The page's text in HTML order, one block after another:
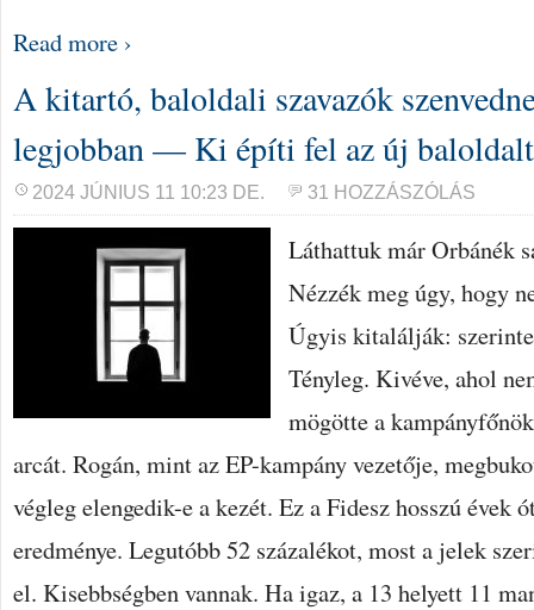
Read more ›
A kitartó, baloldali szavazók
legjobban — Ki építi fel az új
2024 JÚNIUS 11 10:23 DE. 31 HOZZÁSZÓLÁS
Láthattuk már Orbánék
Nézzék meg úgy, hogy
Úgyis kitalálják:
Tényleg. Kivéve, ahol
mögötte a
arcát. Rogán, mint az EP-kampány vezetője,
végleg elengedik-e a kezét. Ez a Fidesz hosszú évek
eredménye. Legutóbb 52 százalékot, most a jelek
el. Kisebbségben vannak. Ha igaz, a 13 helyett 11